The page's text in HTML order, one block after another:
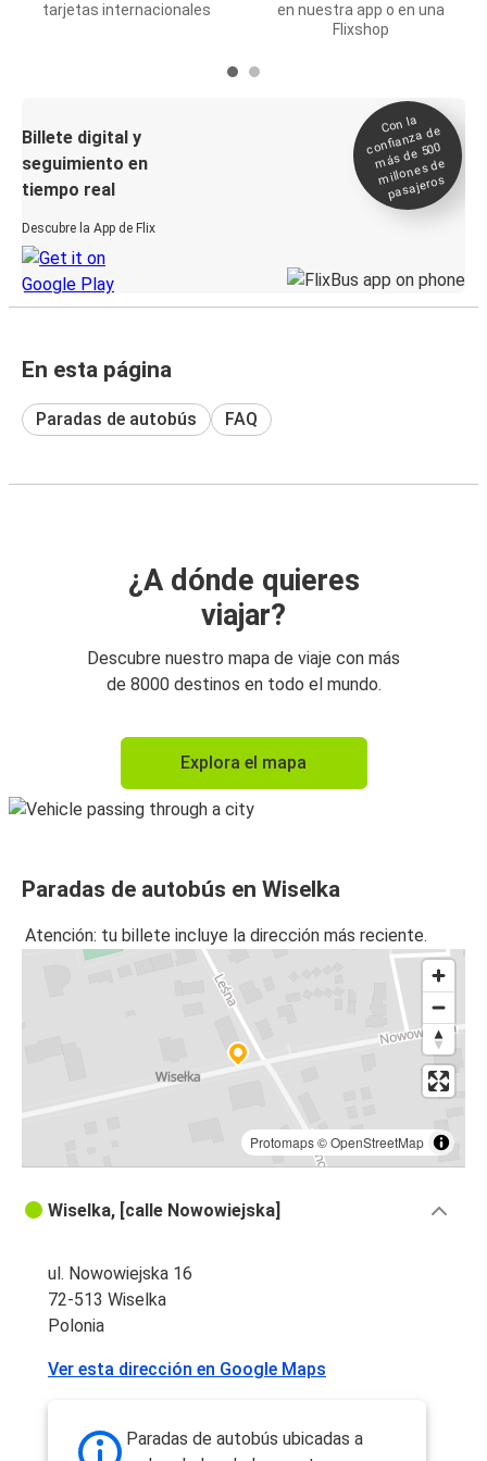
tarjetas internacionales
en nuestra app o en una
Flixshop
Billete digital y
seguimiento en
tiempo real
Descubre la App de Flix
Con la
confianza de
más de 500
millones de
pasajeros
En esta página
Paradas de autobús FAQ
¿A dónde quieres
viajar?
Descubre nuestro mapa de viaje con más
de 8000 destinos en todo el mundo.
Explora el mapa
Paradas de autobús en Wiselka
Atención: tu billete incluye la dirección más reciente.
Protomaps©OpenStreetMap
Wiselka, [calle Nowowiejska]
ul. Nowowiejska 16
72-513 Wiselka
Polonia
Ver esta dirección en Google Maps
Paradas de autobús ubicadas a